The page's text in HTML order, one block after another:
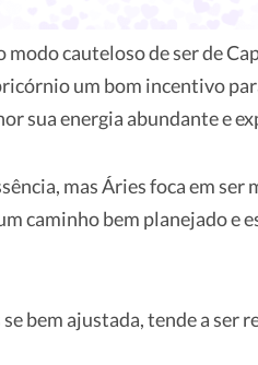
cauteloso de ser de
um bom incentivo
sua energia abundante e
mas Áries foca em ser
caminho bem planejado e
bem ajustada, tende a ser